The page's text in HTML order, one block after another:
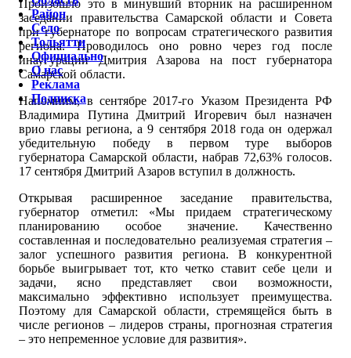
Произошло это в минувший вторник на расширенном
заседании правительства Самарской области и Совета
при губернаторе по вопросам стратегического развития
региона. Проводилось оно ровно через год после
инаугурации Дмитрия Азарова на пост губернатора
Самарской области.
Напомним, в сентябре 2017-го Указом Президента РФ
Владимира Путина Дмитрий Игоревич был назначен
врио главы региона, а 9 сентября 2018 года он одержал
убедительную победу в первом туре выборов
губернатора Самарской области, набрав 72,63% голосов.
17 сентября Дмитрий Азаров вступил в должность.
Открывая расширенное заседание правительства,
губернатор отметил: «Мы придаем стратегическому
планированию особое значение. Качественно
составленная и последовательно реализуемая стратегия –
залог успешного развития региона. В конкурентной
борьбе выигрывает тот, кто четко ставит себе цели и
задачи, ясно представляет свои возможности,
максимально эффективно использует преимущества.
Поэтому для Самарской области, стремящейся быть в
числе регионов – лидеров страны, прогнозная стратегия
– это непременное условие для развития».
Район
Село
Тольятти
Официально
О нас
Реклама
Подписка